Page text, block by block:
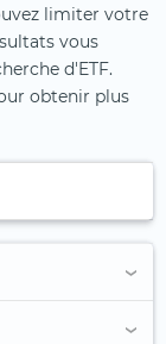
limiter votre
vous
d'ETF.
obtenir plus